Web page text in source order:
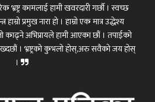
भ्रष्ट्र कामलाई हामी खवरदारी गर्छौ । स्वच्छ
हाम्रो प्रमुख नारा हो । हाम्रो एक मात्र उद्धेश्य
काढ्ने अभिप्रायले हामी आएका छौं । तपाईको
। भ्रष्ट्रको कुभलो होस्,अरु सवैको जय होस्
।